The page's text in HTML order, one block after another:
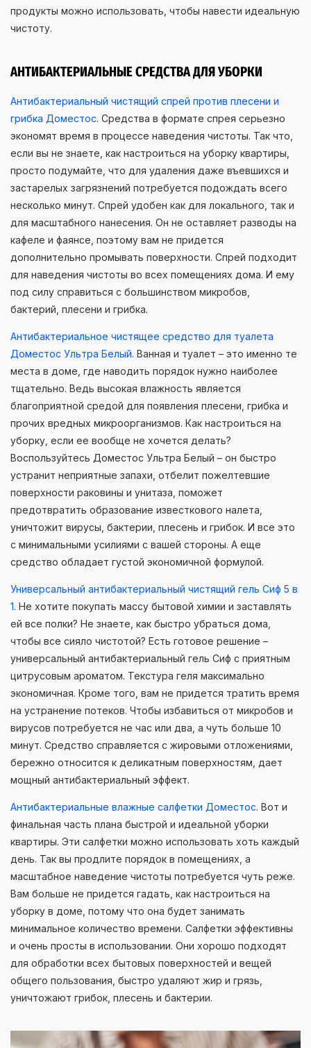
продукты можно использовать, чтобы навести идеальную
чистоту.
АНТИБАКТЕРИАЛЬНЫЕ СРЕДСТВА ДЛЯ УБОРКИ
Антибактериальный чистящий спрей против плесени и
грибка Доместос. Средства в формате спрея серьезно
экономят время в процессе наведения чистоты. Так что,
если вы не знаете, как настроиться на уборку квартиры,
просто подумайте, что для удаления даже въевшихся и
застарелых загрязнений потребуется подождать всего
несколько минут. Спрей удобен как для локального, так и
для масштабного нанесения. Он не оставляет разводы на
кафеле и фаянсе, поэтому вам не придется
дополнительно промывать поверхности. Спрей подходит
для наведения чистоты во всех помещениях дома. И ему
под силу справиться с большинством микробов,
бактерий, плесени и грибка.
Антибактериальное чистящее средство для туалета
Доместос Ультра Белый. Ванная и туалет – это именно те
места в доме, где наводить порядок нужно наиболее
тщательно. Ведь высокая влажность является
благоприятной средой для появления плесени, грибка и
прочих вредных микроорганизмов. Как настроиться на
уборку, если ее вообще не хочется делать?
Воспользуйтесь Доместос Ультра Белый – он быстро
устранит неприятные запахи, отбелит пожелтевшие
поверхности раковины и унитаза, поможет
предотвратить образование известкового налета,
уничтожит вирусы, бактерии, плесень и грибок. И все это
с минимальными усилиями с вашей стороны. А еще
средство обладает густой экономичной формулой.
Универсальный антибактериальный чистящий гель Сиф 5 в
1. Не хотите покупать массу бытовой химии и заставлять
ей все полки? Не знаете, как быстро убраться дома,
чтобы все сияло чистотой? Есть готовое решение –
универсальный антибактериальный гель Сиф с приятным
цитрусовым ароматом. Текстура геля максимально
экономичная. Кроме того, вам не придется тратить время
на устранение потеков. Чтобы избавиться от микробов и
вирусов потребуется не час или два, а чуть больше 10
минут. Средство справляется с жировыми отложениями,
бережно относится к деликатным поверхностям, дает
мощный антибактериальный эффект.
Антибактериальные влажные салфетки Доместос. Вот и
финальная часть плана быстрой и идеальной уборки
квартиры. Эти салфетки можно использовать хоть каждый
день. Так вы продлите порядок в помещениях, а
масштабное наведение чистоты потребуется чуть реже.
Вам больше не придется гадать, как настроиться на
уборку в доме, потому что она будет занимать
минимальное количество времени. Салфетки эффективны
и очень просты в использовании. Они хорошо подходят
для обработки всех бытовых поверхностей и вещей
общего пользования, быстро удаляют жир и грязь,
уничтожают грибок, плесень и бактерии.